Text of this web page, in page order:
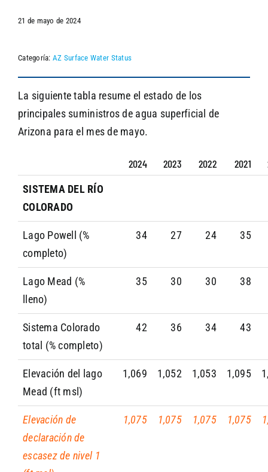
21 de mayo de 2024
Categoría: AZ Surface Water Status
La siguiente tabla resume el estado de los
principales suministros de agua superficial de
Arizona para el mes de mayo.
2024 2023 2022 2021
SISTEMA DEL RÍO
COLORADO
Lago Powell (%
completo)
34 27 24 35
Lago Mead (%
lleno)
35 30 30 38
Sistema Colorado
total (% completo)
42 36 34 43
Elevación del lago
Mead (ft msl)
1,069 1,052 1,053 1,095
Elevación de
declaración de
escasez de nivel 1
1,075 1,075 1,075 1,075